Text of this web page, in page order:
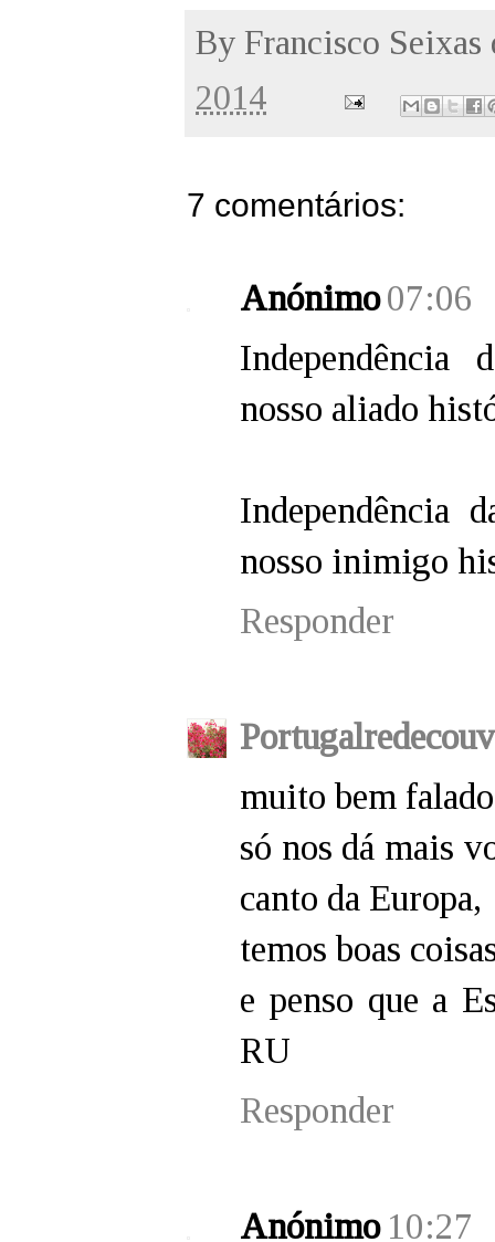
By Francisco Seixas
2014
7 comentários:
Anónimo07:06
Independência
nosso aliado
Independência
nosso inimigo
Responder
muito bem
só nos dá mais
canto da Europa,
temos boas
e penso que a
RU
Responder
Anónimo 10:27